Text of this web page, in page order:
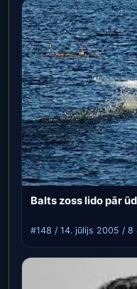
Balts zoss lido pār
#148 / 14. jūlijs 2005 / 8